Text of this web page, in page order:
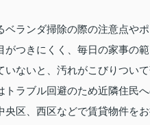
ベランダ掃除の際の注意点や
がつきにくく、毎日の家事の
いないと、汚れがこびりつい
トラブル回避のため近隣住民
央区、西区などで賃貸物件を